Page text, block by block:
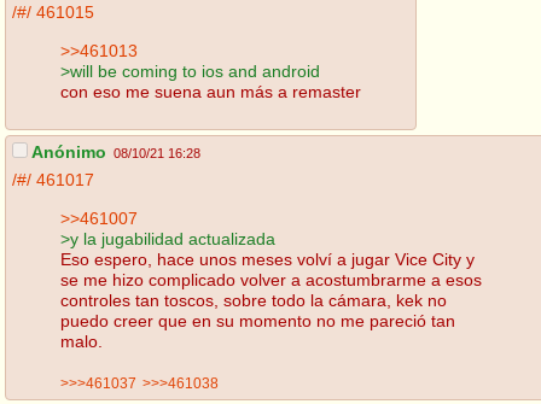
/#/ 461015
>>461013
>will be coming to ios and android
con eso me suena aun más a remaster
Anónimo 08/10/21 16:28
/#/ 461017
>>461007
>y la jugabilidad actualizada
Eso espero, hace unos meses volví a jugar Vice City y
se me hizo complicado volver a acostumbrarme a esos
controles tan toscos, sobre todo la cámara, kek no
puedo creer que en su momento no me pareció tan
malo.
>>>461037 >>>461038